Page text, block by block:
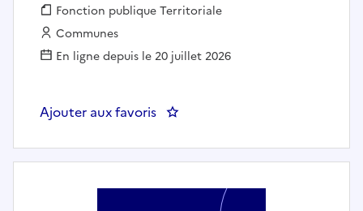
Fonction publique :
Fonction publique Territoriale
Employeur :
Communes
En ligne depuis le 20 juillet 2026
Ajouter aux favoris : Chargé de mission Immobilier